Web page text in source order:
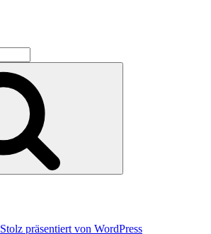
Stolz präsentiert von WordPress